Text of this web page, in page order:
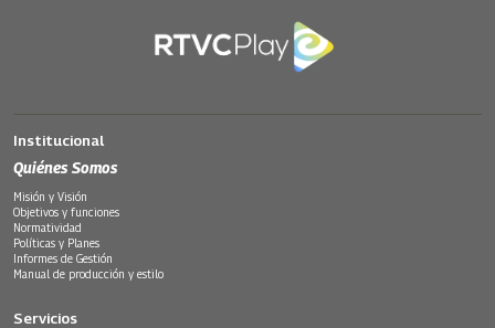
Institucional
Quiénes Somos
Misión y Visión
Objetivos y funciones
Normatividad
Políticas y Planes
Informes de Gestión
Manual de producción y estilo
Servicios